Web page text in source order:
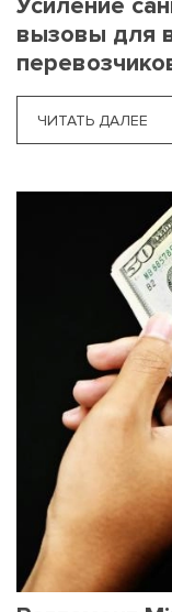
Усиление
вызовы для
ЧИТАТЬ ДАЛЕЕ